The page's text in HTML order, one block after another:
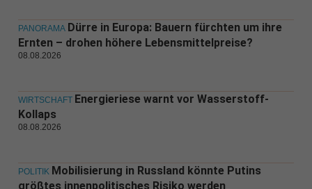
PANORAMA Dürre in Europa: Bauern fürchten um ihre
Ernten – drohen höhere Lebensmittelpreise?
08.08.2026
WIRTSCHAFT Energieriese warnt vor Wasserstoff-
Kollaps
08.08.2026
POLITIK Mobilisierung in Russland könnte Putins
größtes innenpolitisches Risiko werden